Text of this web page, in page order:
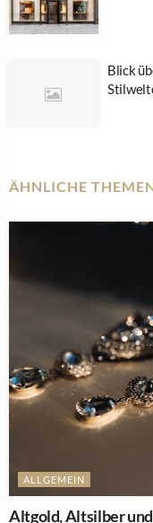
Blick
ÄHNLICHE
ALLGEMEIN
Altgold, Altsilber